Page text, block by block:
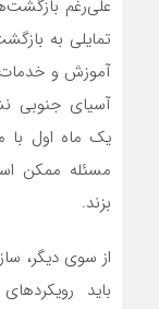
علی‌رغم
تمایلی به
آموزش و خدمات
یک ماه اول با
مسئله ممکن
بزند.
از سوی دیگر،
باید